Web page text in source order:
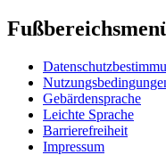
Gebärdensprache
Leichte Sprache
Barrierefreiheit
Impressum